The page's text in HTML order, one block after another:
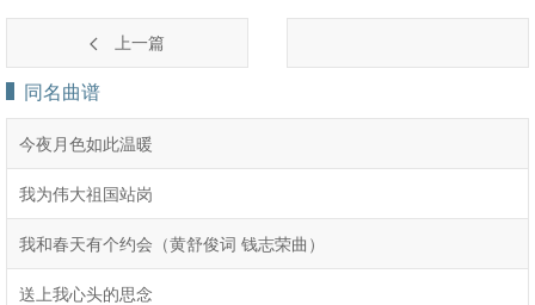
上一篇
同名曲谱
今夜月色如此温暖
我为伟大祖国站岗
我和春天有个约会（黄舒俊词 钱志荣曲）
送上我心头的思念